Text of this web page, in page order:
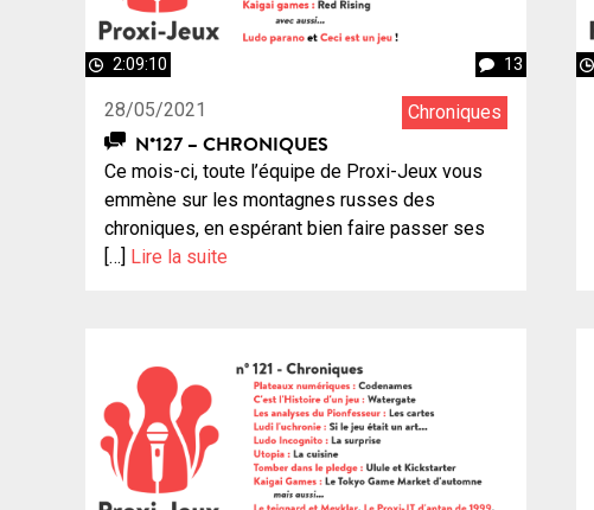
2:09:10 13
28/05/2021 Chroniques
N°127 – CHRONIQUES
Ce mois-ci, toute l’équipe de Proxi-Jeux vous
emmène sur les montagnes russes des
chroniques, en espérant bien faire passer ses
[…] Lire la suite